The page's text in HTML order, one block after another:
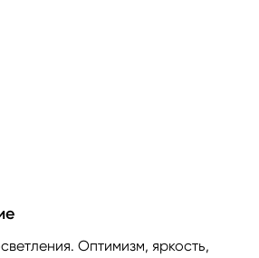
Оптимизм, яркость,